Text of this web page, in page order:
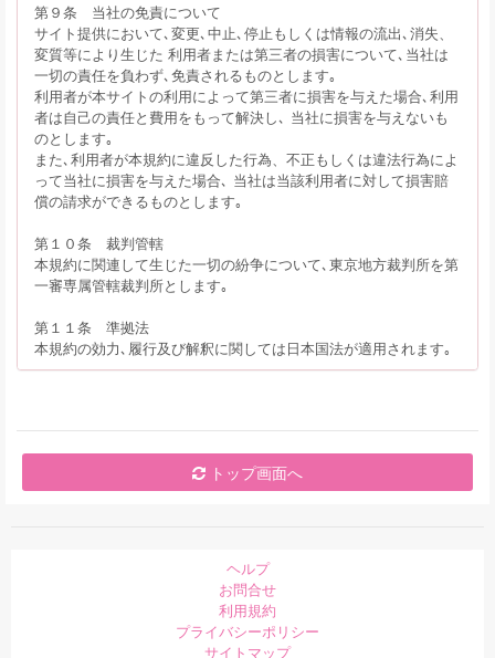
第９条 当社の免責について
サイト提供において､変更､中止､停止もしくは情報の流出､消失、
変質等により生じた 利用者または第三者の損害について､当社は
一切の責任を負わず､免責されるものとします｡
利用者が本サイトの利用によって第三者に損害を与えた場合､利用
者は自己の責任と費用をもって解決し､ 当社に損害を与えないも
のとします｡
また､利用者が本規約に違反した行為、不正もしくは違法行為によ
って当社に損害を与えた場合､ 当社は当該利用者に対して損害賠
償の請求ができるものとします｡
第１０条 裁判管轄
本規約に関連して生じた一切の紛争について､東京地方裁判所を第
一審専属管轄裁判所とします｡
第１１条 準拠法
本規約の効力､履行及び解釈に関しては日本国法が適用されます｡
トップ画面へ
ヘルプ
お問合せ
利用規約
プライバシーポリシー
サイトマップ